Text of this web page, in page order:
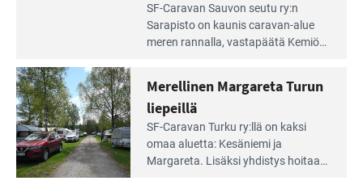
huomioivaa
yhteisöllisyyttä
SF-Caravan Sauvon seutu ry:n
Sarapisto on kaunis caravan-alue
meren rannalla, vasta­päätä Kemiön
kymmenen paikkaa ilman sähköä.
Lue
Leirintäoppaan
artikkeli:
Merellinen
Merellinen Margareta Turun
liepeillä
SF-Caravan Turku ry:llä on kaksi
omaa aluet­ta: Kesäniemi ja
Margareta. Lisäksi yhdis­tys hoitaa